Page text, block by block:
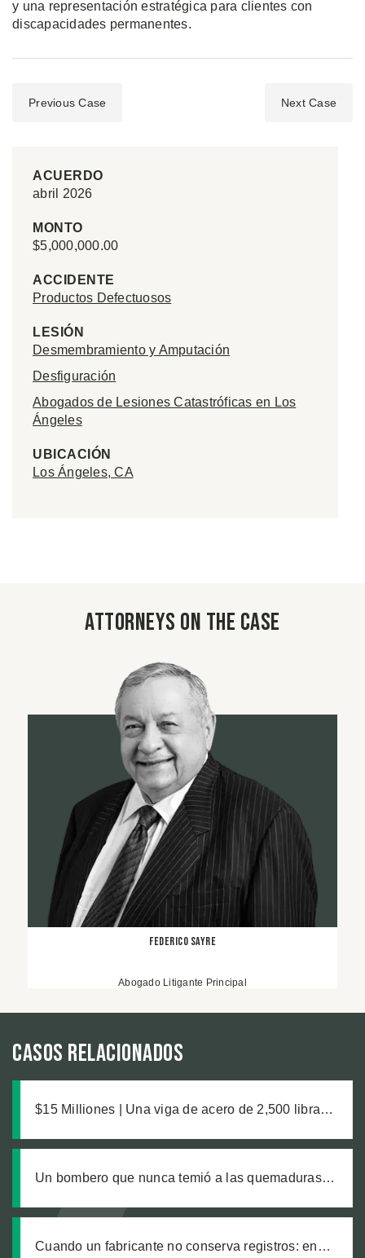
y una representación estratégica para clientes con
discapacidades permanentes.
Previous Case Next Case
ACUERDO
abril 2026
MONTO
$5,000,000.00
ACCIDENTE
Productos Defectuosos
LESIÓN
Desmembramiento y Amputación
Desfiguración
Abogados de Lesiones Catastróficas en Los
Ángeles
UBICACIÓN
Los Ángeles, CA
Attorneys on the case
Federico Sayre
Abogado Litigante Principal
Casos relacionados
$15 Milliones | Una viga de acero de 2,500 libras,
Un bombero que nunca temió a las quemaduras,
Cuando un fabricante no conserva registros: en